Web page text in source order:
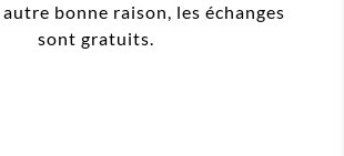
bonne raison, les échanges
sont gratuits.